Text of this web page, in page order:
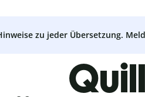
zu jeder Übersetzung.